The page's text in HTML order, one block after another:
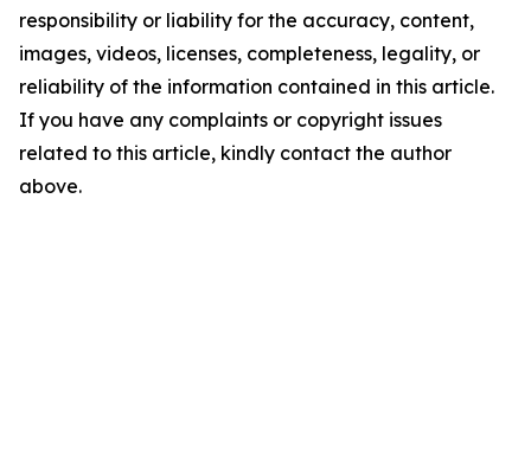
responsibility or liability for the accuracy, content,
images, videos, licenses, completeness, legality, or
reliability of the information contained in this article.
If you have any complaints or copyright issues
related to this article, kindly contact the author
above.